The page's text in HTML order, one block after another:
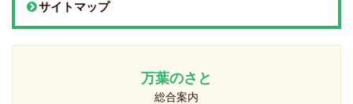
サイトマップ
万葉のさと
総合案内